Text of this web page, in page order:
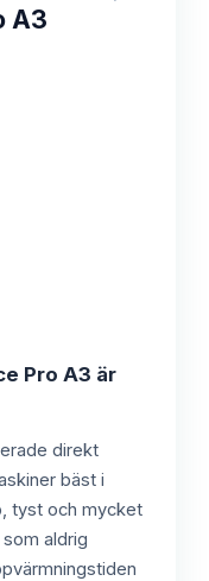
A3
Pro A3 är
direkt
bäst i
tyst och mycket
aldrig